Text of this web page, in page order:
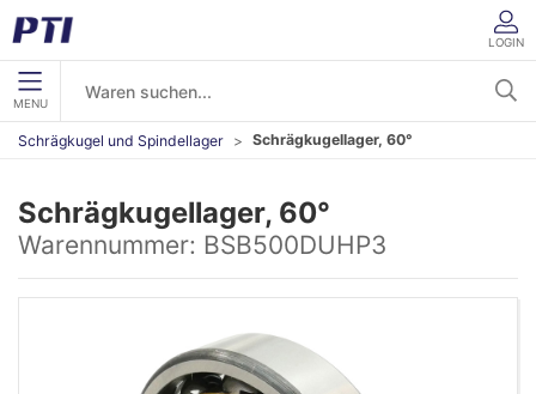
LOGIN
MENU
Schrägkugel und Spindellager Schrägkugellager, 60°
Schrägkugellager, 60°
Warennummer: BSB500DUHP3